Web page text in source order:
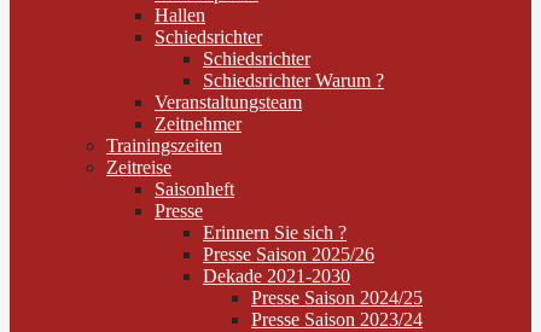
Hallen
Schiedsrichter
Schiedsrichter
Schiedsrichter Warum ?
Veranstaltungsteam
Zeitnehmer
Trainingszeiten
Zeitreise
Saisonheft
Presse
Erinnern Sie sich ?
Presse Saison 2025/26
Dekade 2021-2030
Presse Saison 2024/25
Presse Saison 2023/24